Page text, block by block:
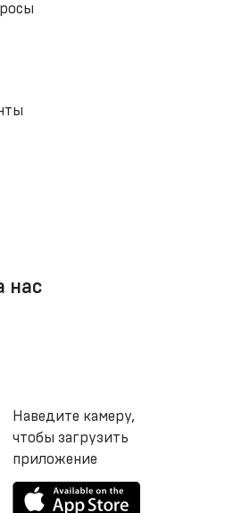
нас
Наведите камеру,
чтобы загрузить
приложение